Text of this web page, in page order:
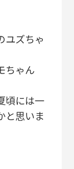
ユズちゃ
ちゃん
頃には一
と思いま